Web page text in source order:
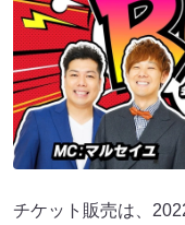
チケット販売は、